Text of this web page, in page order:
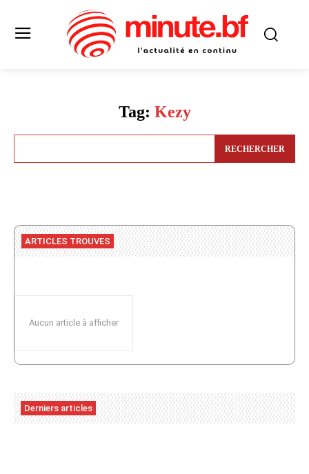
Tag: Kezy
RECHERCHER
ARTICLES TROUVES
Aucun article à afficher
Derniers articles